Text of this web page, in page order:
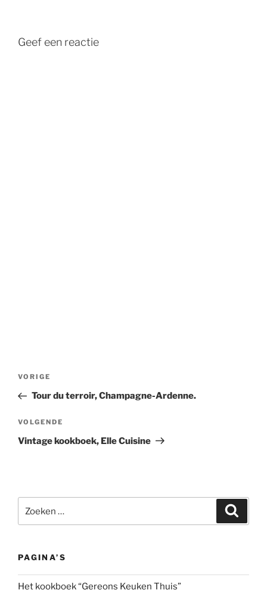
Geef een reactie
Bericht
Vorig
bericht
VORIGE
Tour du terroir, Champagne-Ardenne.
Volgend
bericht
VOLGENDE
Vintage kookboek, Elle Cuisine
naar:
PAGINA’S
Het kookboek “Gereons Keuken Thuis”